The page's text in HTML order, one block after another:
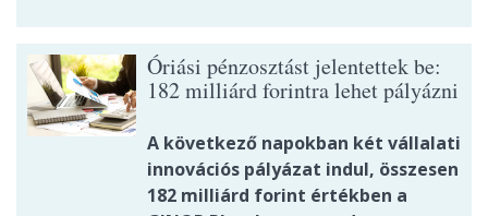
Óriási pénzosztást jelentettek be:
182 milliárd forintra lehet pályázni
A következő napokban két vállalati
innovációs pályázat indul, összesen
182 milliárd forint értékben a